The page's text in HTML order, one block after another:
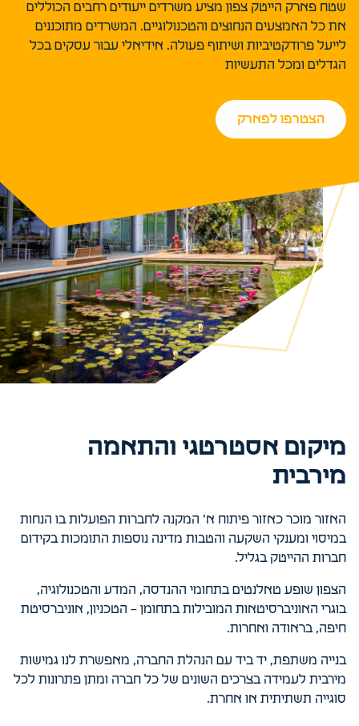
שטח פארק הייטק צפון מציע משרדים ייעודים רחבים הכוללים
את כל האמצעים הנחוצים והטכנולוגיים. המשרדים מתוכננים
לייעל פרודקטיביות ושיתוף פעולה. אידיאלי עבור עסקים בכל
הגדלים ומכל התעשיות
הצטרפו לפארק
מיקום אסטרטגי והתאמה
מירבית
האזור מוכר כאזור פיתוח א’ המקנה לחברות הפועלות בו הנחות
במיסוי ומענקי השקעה והטבות מדינה נוספות התומכות בקידום
חברות ההייטק בגליל.
הצפון שופע טאלנטים בתחומי ההנדסה, המדע והטכנולוגיה,
בוגרי האוניברסיטאות המובילות בתחומן – הטכניון, אוניברסיטת
חיפה, בראודה ואחרות.
בנייה משתפת, יד ביד עם הנהלת החברה, מאפשרת לנו גמישות
מירבית לעמידה בצרכים השונים של כל חברה ומתן פתרונות לכל
סוגייה תשתיתית או אחרת.